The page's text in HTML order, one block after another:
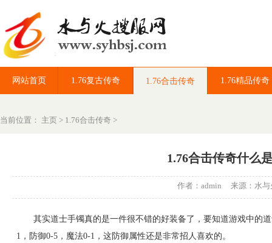
网站首页 1.76复古传奇 1.76合击传奇 1.76精品传奇
当前位置： 主页 > 1.76合击传奇 >
1.76合击传奇什么
作者：admin 来源： 水与
其实道士手镯真的是一件很不错的好装备了，要知道游戏中的
1，防御0-5，魔法0-1，这防御属性还是非常招人喜欢的。